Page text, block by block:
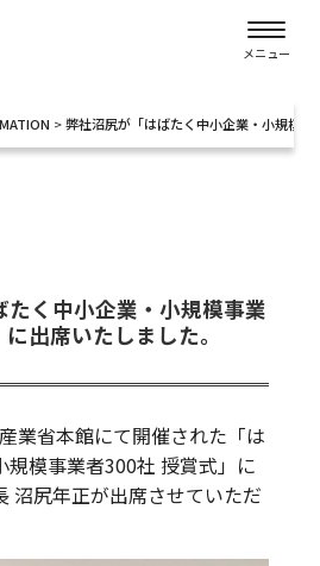
メニュー
>弊社沼尻が「はばたく中小企業・小規模
たく中小企業・小規模事業
出席いたしました。
業省本館にて開催された「は
規模事業者300社 授賞式」に
沼尻年正が出席させていただ